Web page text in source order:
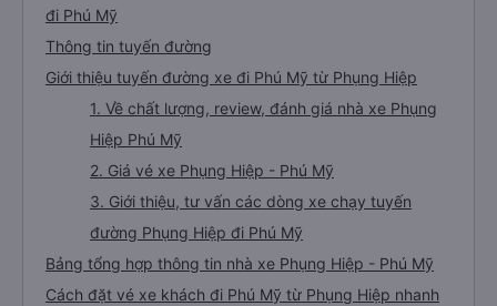
đi Phú Mỹ
Thông tin tuyến đường
Giới thiệu tuyến đường xe đi Phú Mỹ từ Phụng Hiệp
1. Về chất lượng, review, đánh giá nhà xe Phụng
Hiệp Phú Mỹ
2. Giá vé xe Phụng Hiệp - Phú Mỹ
3. Giới thiệu, tư vấn các dòng xe chạy tuyến
đường Phụng Hiệp đi Phú Mỹ
Bảng tổng hợp thông tin nhà xe Phụng Hiệp - Phú Mỹ
Cách đặt vé xe khách đi Phú Mỹ từ Phụng Hiệp nhanh